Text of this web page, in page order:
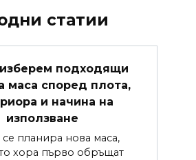
статии
подходящи
маса според плота,
и начина на
използване
се планира нова маса,
хора първо обръщат